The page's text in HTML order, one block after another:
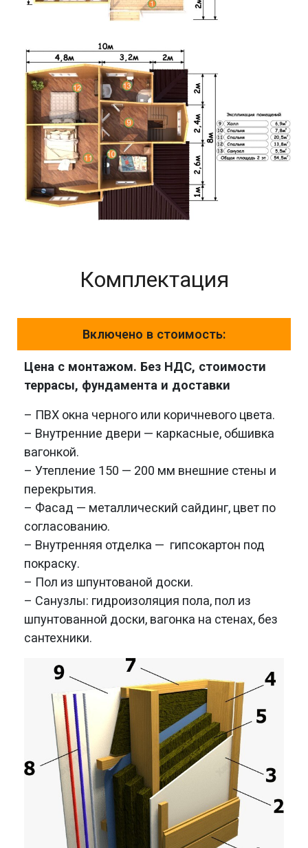
Комплектация
Включено в стоимость:
Цена с монтажом. Без НДС, стоимости
террасы, фундамента и доставки
– ПВХ окна черного или коричневого цвета.
– Внутренние двери — каркасные, обшивка
вагонкой.
– Утепление 150 — 200 мм внешние стены и
перекрытия.
– Фасад — металлический сайдинг, цвет по
согласованию.
– Внутренняя отделка — гипсокартон под
покраску.
– Пол из шпунтованой доски.
– Санузлы: гидроизоляция пола, пол из
шпунтованной доски, вагонка на стенах, без
сантехники.